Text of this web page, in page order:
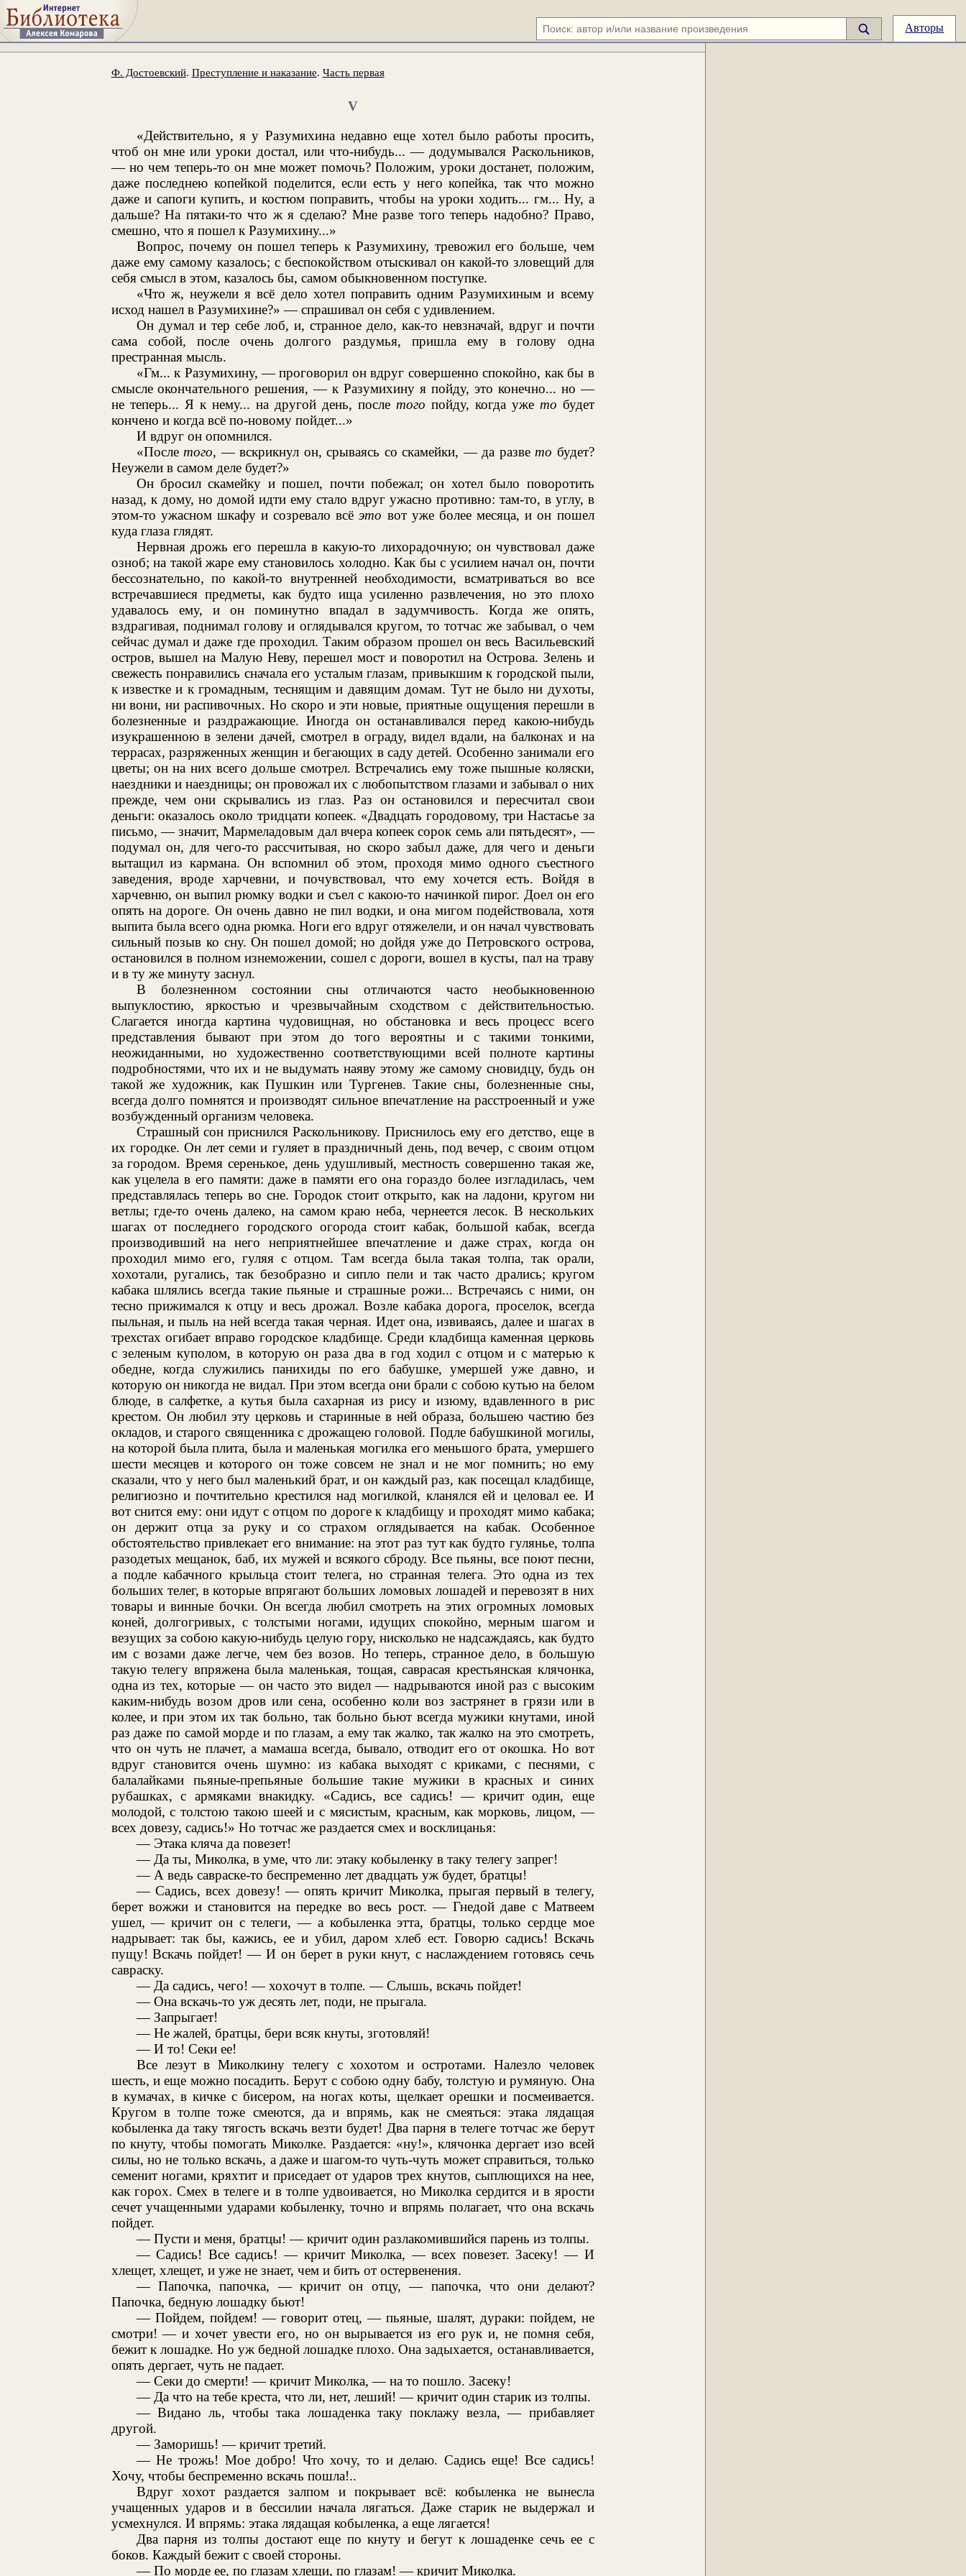
Авторы
Ф. Достоевский. Преступление и наказание. Часть первая
V
«Действительно, я у Разумихина недавно еще хотел было работы просить,
чтоб он мне или уроки достал, или что-нибудь... — додумывался Раскольников,
— но чем теперь-то он мне может помочь? Положим, уроки достанет, положим,
даже последнею копейкой поделится, если есть у него копейка, так что можно
даже и сапоги купить, и костюм поправить, чтобы на уроки ходить... гм... Ну, а
дальше? На пятаки-то что ж я сделаю? Мне разве того теперь надобно? Право,
смешно, что я пошел к Разумихину...»
Вопрос, почему он пошел теперь к Разумихину, тревожил его больше, чем
даже ему самому казалось; с беспокойством отыскивал он какой-то зловещий для
себя смысл в этом, казалось бы, самом обыкновенном поступке.
«Что ж, неужели я всё дело хотел поправить одним Разумихиным и всему
исход нашел в Разумихине?» — спрашивал он себя с удивлением.
Он думал и тер себе лоб, и, странное дело, как-то невзначай, вдруг и почти
сама собой, после очень долгого раздумья, пришла ему в голову одна
престранная мысль.
«Гм... к Разумихину, — проговорил он вдруг совершенно спокойно, как бы в
смысле окончательного решения, — к Разумихину я пойду, это конечно... но —
не теперь... Я к нему... на другой день, после того пойду, когда уже то будет
кончено и когда всё по-новому пойдет...»
И вдруг он опомнился.
«После того, — вскрикнул он, срываясь со скамейки, — да разве то будет?
Неужели в самом деле будет?»
Он бросил скамейку и пошел, почти побежал; он хотел было поворотить
назад, к дому, но домой идти ему стало вдруг ужасно противно: там-то, в углу, в
этом-то ужасном шкафу и созревало всёэто вот уже более месяца, и он пошел
куда глаза глядят.
Нервная дрожь его перешла в какую-то лихорадочную; он чувствовал даже
озноб; на такой жаре ему становилось холодно. Как бы с усилием начал он, почти
бессознательно, по какой-то внутренней необходимости, всматриваться во все
встречавшиеся предметы, как будто ища усиленно развлечения, но это плохо
удавалось ему, и он поминутно впадал в задумчивость. Когда же опять,
вздрагивая, поднимал голову и оглядывался кругом, то тотчас же забывал, о чем
сейчас думал и даже где проходил. Таким образом прошел он весь Васильевский
остров, вышел на Малую Неву, перешел мост и поворотил на Острова. Зелень и
свежесть понравились сначала его усталым глазам, привыкшим к городской пыли,
к известке и к громадным, теснящим и давящим домам. Тут не было ни духоты,
ни вони, ни распивочных. Но скоро и эти новые, приятные ощущения перешли в
болезненные и раздражающие. Иногда он останавливался перед какою-нибудь
изукрашенною в зелени дачей, смотрел в ограду, видел вдали, на балконах и на
террасах, разряженных женщин и бегающих в саду детей. Особенно занимали его
цветы; он на них всего дольше смотрел. Встречались ему тоже пышные коляски,
наездники и наездницы; он провожал их с любопытством глазами и забывал о них
прежде, чем они скрывались из глаз. Раз он остановился и пересчитал свои
деньги: оказалось около тридцати копеек. «Двадцать городовому, три Настасье за
письмо, — значит, Мармеладовым дал вчера копеек сорок семь али пятьдесят», —
подумал он, для чего-то рассчитывая, но скоро забыл даже, для чего и деньги
вытащил из кармана. Он вспомнил об этом, проходя мимо одного съестного
заведения, вроде харчевни, и почувствовал, что ему хочется есть. Войдя в
харчевню, он выпил рюмку водки и съел с какою-то начинкой пирог. Доел он его
опять на дороге. Он очень давно не пил водки, и она мигом подействовала, хотя
выпита была всего одна рюмка. Ноги его вдруг отяжелели, и он начал чувствовать
сильный позыв ко сну. Он пошел домой; но дойдя уже до Петровского острова,
остановился в полном изнеможении, сошел с дороги, вошел в кусты, пал на траву
и в ту же минуту заснул.
В болезненном состоянии сны отличаются часто необыкновенною
выпуклостию, яркостью и чрезвычайным сходством с действительностью.
Слагается иногда картина чудовищная, но обстановка и весь процесс всего
представления бывают при этом до того вероятны и с такими тонкими,
неожиданными, но художественно соответствующими всей полноте картины
подробностями, что их и не выдумать наяву этому же самому сновидцу, будь он
такой же художник, как Пушкин или Тургенев. Такие сны, болезненные сны,
всегда долго помнятся и производят сильное впечатление на расстроенный и уже
возбужденный организм человека.
Страшный сон приснился Раскольникову. Приснилось ему его детство, еще в
их городке. Он лет семи и гуляет в праздничный день, под вечер, с своим отцом
за городом. Время серенькое, день удушливый, местность совершенно такая же,
как уцелела в его памяти: даже в памяти его она гораздо более изгладилась, чем
представлялась теперь во сне. Городок стоит открыто, как на ладони, кругом ни
ветлы; где-то очень далеко, на самом краю неба, чернеется лесок. В нескольких
шагах от последнего городского огорода стоит кабак, большой кабак, всегда
производивший на него неприятнейшее впечатление и даже страх, когда он
проходил мимо его, гуляя с отцом. Там всегда была такая толпа, так орали,
хохотали, ругались, так безобразно и сипло пели и так часто дрались; кругом
кабака шлялись всегда такие пьяные и страшные рожи... Встречаясь с ними, он
тесно прижимался к отцу и весь дрожал. Возле кабака дорога, проселок, всегда
пыльная, и пыль на ней всегда такая черная. Идет она, извиваясь, далее и шагах в
трехстах огибает вправо городское кладбище. Среди кладбища каменная церковь
с зеленым куполом, в которую он раза два в год ходил с отцом и с матерью к
обедне, когда служились панихиды по его бабушке, умершей уже давно, и
которую он никогда не видал. При этом всегда они брали с собою кутью на белом
блюде, в салфетке, а кутья была сахарная из рису и изюму, вдавленного в рис
крестом. Он любил эту церковь и старинные в ней образа, большею частию без
окладов, и старого священника с дрожащею головой. Подле бабушкиной могилы,
на которой была плита, была и маленькая могилка его меньшого брата, умершего
шести месяцев и которого он тоже совсем не знал и не мог помнить; но ему
сказали, что у него был маленький брат, и он каждый раз, как посещал кладбище,
религиозно и почтительно крестился над могилкой, кланялся ей и целовал ее. И
вот снится ему: они идут с отцом по дороге к кладбищу и проходят мимо кабака;
он держит отца за руку и со страхом оглядывается на кабак. Особенное
обстоятельство привлекает его внимание: на этот раз тут как будто гулянье, толпа
разодетых мещанок, баб, их мужей и всякого сброду. Все пьяны, все поют песни,
а подле кабачного крыльца стоит телега, но странная телега. Это одна из тех
больших телег, в которые впрягают больших ломовых лошадей и перевозят в них
товары и винные бочки. Он всегда любил смотреть на этих огромных ломовых
коней, долгогривых, с толстыми ногами, идущих спокойно, мерным шагом и
везущих за собою какую-нибудь целую гору, нисколько не надсаждаясь, как будто
им с возами даже легче, чем без возов. Но теперь, странное дело, в большую
такую телегу впряжена была маленькая, тощая, саврасая крестьянская клячонка,
одна из тех, которые — он часто это видел — надрываются иной раз с высоким
каким-нибудь возом дров или сена, особенно коли воз застрянет в грязи или в
колее, и при этом их так больно, так больно бьют всегда мужики кнутами, иной
раз даже по самой морде и по глазам, а ему так жалко, так жалко на это смотреть,
что он чуть не плачет, а мамаша всегда, бывало, отводит его от окошка. Но вот
вдруг становится очень шумно: из кабака выходят с криками, с песнями, с
балалайками пьяные-препьяные большие такие мужики в красных и синих
рубашках, с армяками внакидку. «Садись, все садись! — кричит один, еще
молодой, с толстою такою шеей и с мясистым, красным, как морковь, лицом, —
всех довезу, садись!» Но тотчас же раздается смех и восклицанья:
— Этака кляча да повезет!
— Да ты, Миколка, в уме, что ли: этаку кобыленку в таку телегу запрег!
— А ведь савраске-то беспременно лет двадцать уж будет, братцы!
— Садись, всех довезу! — опять кричит Миколка, прыгая первый в телегу,
берет вожжи и становится на передке во весь рост. — Гнедой даве с Матвеем
ушел, — кричит он с телеги, — а кобыленка этта, братцы, только сердце мое
надрывает: так бы, кажись, ее и убил, даром хлеб ест. Говорю садись! Вскачь
пущу! Вскачь пойдет! — И он берет в руки кнут, с наслаждением готовясь сечь
савраску.
— Да садись, чего! — хохочут в толпе. — Слышь, вскачь пойдет!
— Она вскачь-то уж десять лет, поди, не прыгала.
— Запрыгает!
— Не жалей, братцы, бери всяк кнуты, зготовляй!
— И то! Секи ее!
Все лезут в Миколкину телегу с хохотом и остротами. Налезло человек
шесть, и еще можно посадить. Берут с собою одну бабу, толстую и румяную. Она
в кумачах, в кичке с бисером, на ногах коты, щелкает орешки и посмеивается.
Кругом в толпе тоже смеются, да и впрямь, как не смеяться: этака лядащая
кобыленка да таку тягость вскачь везти будет! Два парня в телеге тотчас же берут
по кнуту, чтобы помогать Миколке. Раздается: «ну!», клячонка дергает изо всей
силы, но не только вскачь, а даже и шагом-то чуть-чуть может справиться, только
семенит ногами, кряхтит и приседает от ударов трех кнутов, сыплющихся на нее,
как горох. Смех в телеге и в толпе удвоивается, но Миколка сердится и в ярости
сечет учащенными ударами кобыленку, точно и впрямь полагает, что она вскачь
пойдет.
— Пусти и меня, братцы! — кричит один разлакомившийся парень из толпы.
— Садись! Все садись! — кричит Миколка, — всех повезет. Засеку! — И
хлещет, хлещет, и уже не знает, чем и бить от остервенения.
— Папочка, папочка, — кричит он отцу, — папочка, что они делают?
Папочка, бедную лошадку бьют!
— Пойдем, пойдем! — говорит отец, — пьяные, шалят, дураки: пойдем, не
смотри! — и хочет увести его, но он вырывается из его рук и, не помня себя,
бежит к лошадке. Но уж бедной лошадке плохо. Она задыхается, останавливается,
опять дергает, чуть не падает.
— Секи до смерти! — кричит Миколка, — на то пошло. Засеку!
— Да что на тебе креста, что ли, нет, леший! — кричит один старик из толпы.
— Видано ль, чтобы така лошаденка таку поклажу везла, — прибавляет
другой.
— Заморишь! — кричит третий.
— Не трожь! Мое добро! Что хочу, то и делаю. Садись еще! Все садись!
Хочу, чтобы беспременно вскачь пошла!..
Вдруг хохот раздается залпом и покрывает всё: кобыленка не вынесла
учащенных ударов и в бессилии начала лягаться. Даже старик не выдержал и
усмехнулся. И впрямь: этака лядащая кобыленка, а еще лягается!
Два парня из толпы достают еще по кнуту и бегут к лошаденке сечь ее с
боков. Каждый бежит с своей стороны.
— По морде ее, по глазам хлещи, по глазам! — кричит Миколка.